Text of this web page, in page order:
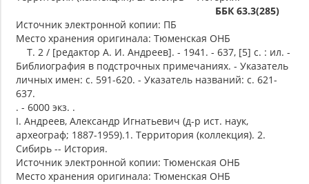
ББК 63.3(285)
Источник электронной копии: ПБ
Место хранения оригинала: Тюменская ОНБ
Т. 2 / [редактор А. И. Андреев]. - 1941. - 637, [5] с. : ил. -
Библиография в подстрочных примечаниях. - Указатель
личных имен: с. 591-620. - Указатель названий: с. 621-
637.
. - 6000 экз. .
I. Андреев, Александр Игнатьевич (д-р ист. наук,
археограф; 1887-1959).1. Территория (коллекция). 2.
Сибирь -- История.
Источник электронной копии: Тюменская ОНБ
Место хранения оригинала: Тюменская ОНБ